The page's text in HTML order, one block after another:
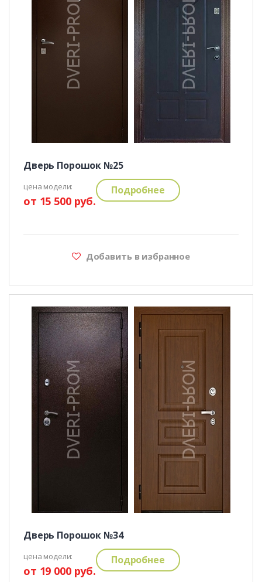
Дверь Порошок №25
цена модели:
от 15 500 руб.
Подробнее
Добавить в избранное
Дверь Порошок №34
цена модели:
от 19 000 руб.
Подробнее